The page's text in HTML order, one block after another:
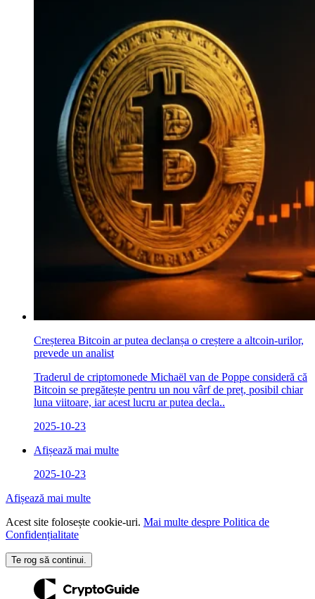
Creșterea Bitcoin ar putea declanșa o creștere a altcoin-urilor,
prevede un analist
Traderul de criptomonede Michaël van de Poppe consideră că
Bitcoin se pregătește pentru un nou vârf de preț, posibil chiar
luna viitoare, iar acest lucru ar putea decla..
2025-10-23
Afișează mai multe
2025-10-23
Afișează mai multe
Acest site folosește cookie-uri. Mai multe despre Politica de
Confidențialitate
Te rog să continui.